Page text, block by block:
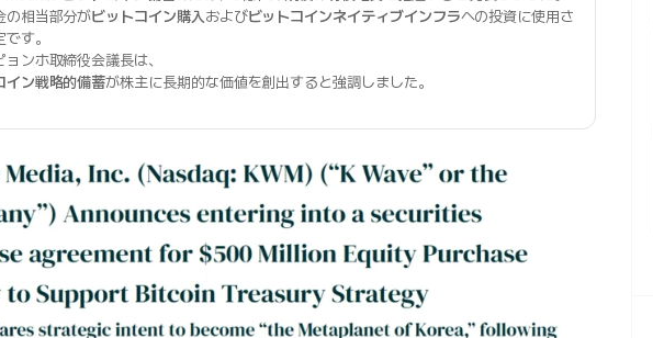
の相当部分がビットコイン購入およびビットコインネイティブインフラへの投資に使用さ
す。
ョンホ取締役会議長は、
イン戦略的備蓄が株主に長期的な価値を創出すると強調しました。